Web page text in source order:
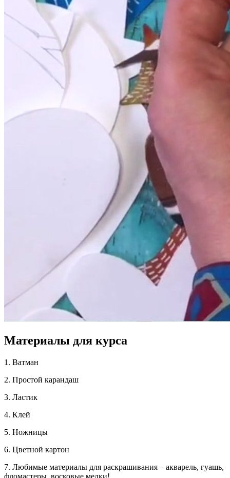
Материалы для курса
1. Ватман
2. Простой карандаш
3. Ластик
4. Клей
5. Ножницы
6. Цветной картон
7. Любимые материалы для раскрашивания – акварель, гуашь,
фломастеры, восковые мелки!